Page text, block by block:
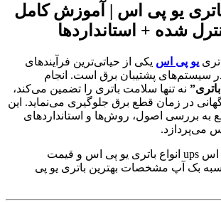
یو پی اس | آموزش کامل
شده + استانداردها
یو پی اس یکی از حیاتی‌ترین فرآیندهای
سیستم‌های پشتیبان برق است. انجام
نه تنها سلامت باتری را تضمین می‌کند،
در زمان قطع برق جلوگیری می‌نماید. این
به بررسی اصول، روش‌ها و استانداردهای
می‌پردازد.